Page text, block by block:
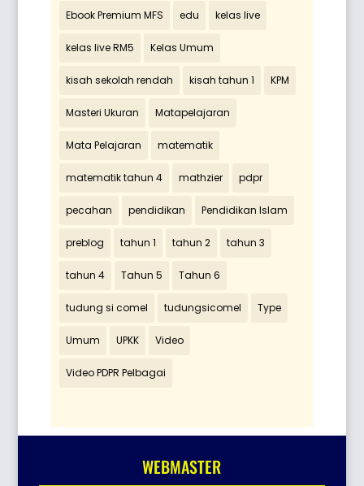
Ebook Premium MFS edu kelas live
kelas live RM5 Kelas Umum
kisah sekolah rendah kisah tahun 1 KPM
Masteri Ukuran Matapelajaran
Mata Pelajaran matematik
matematik tahun 4 mathzier pdpr
pecahan pendidikan Pendidikan Islam
preblog tahun 1 tahun 2 tahun 3
tahun 4 Tahun 5 Tahun 6
tudung si comel tudungsicomel Type
Umum UPKK Video
Video PDPR Pelbagai
WEBMASTER